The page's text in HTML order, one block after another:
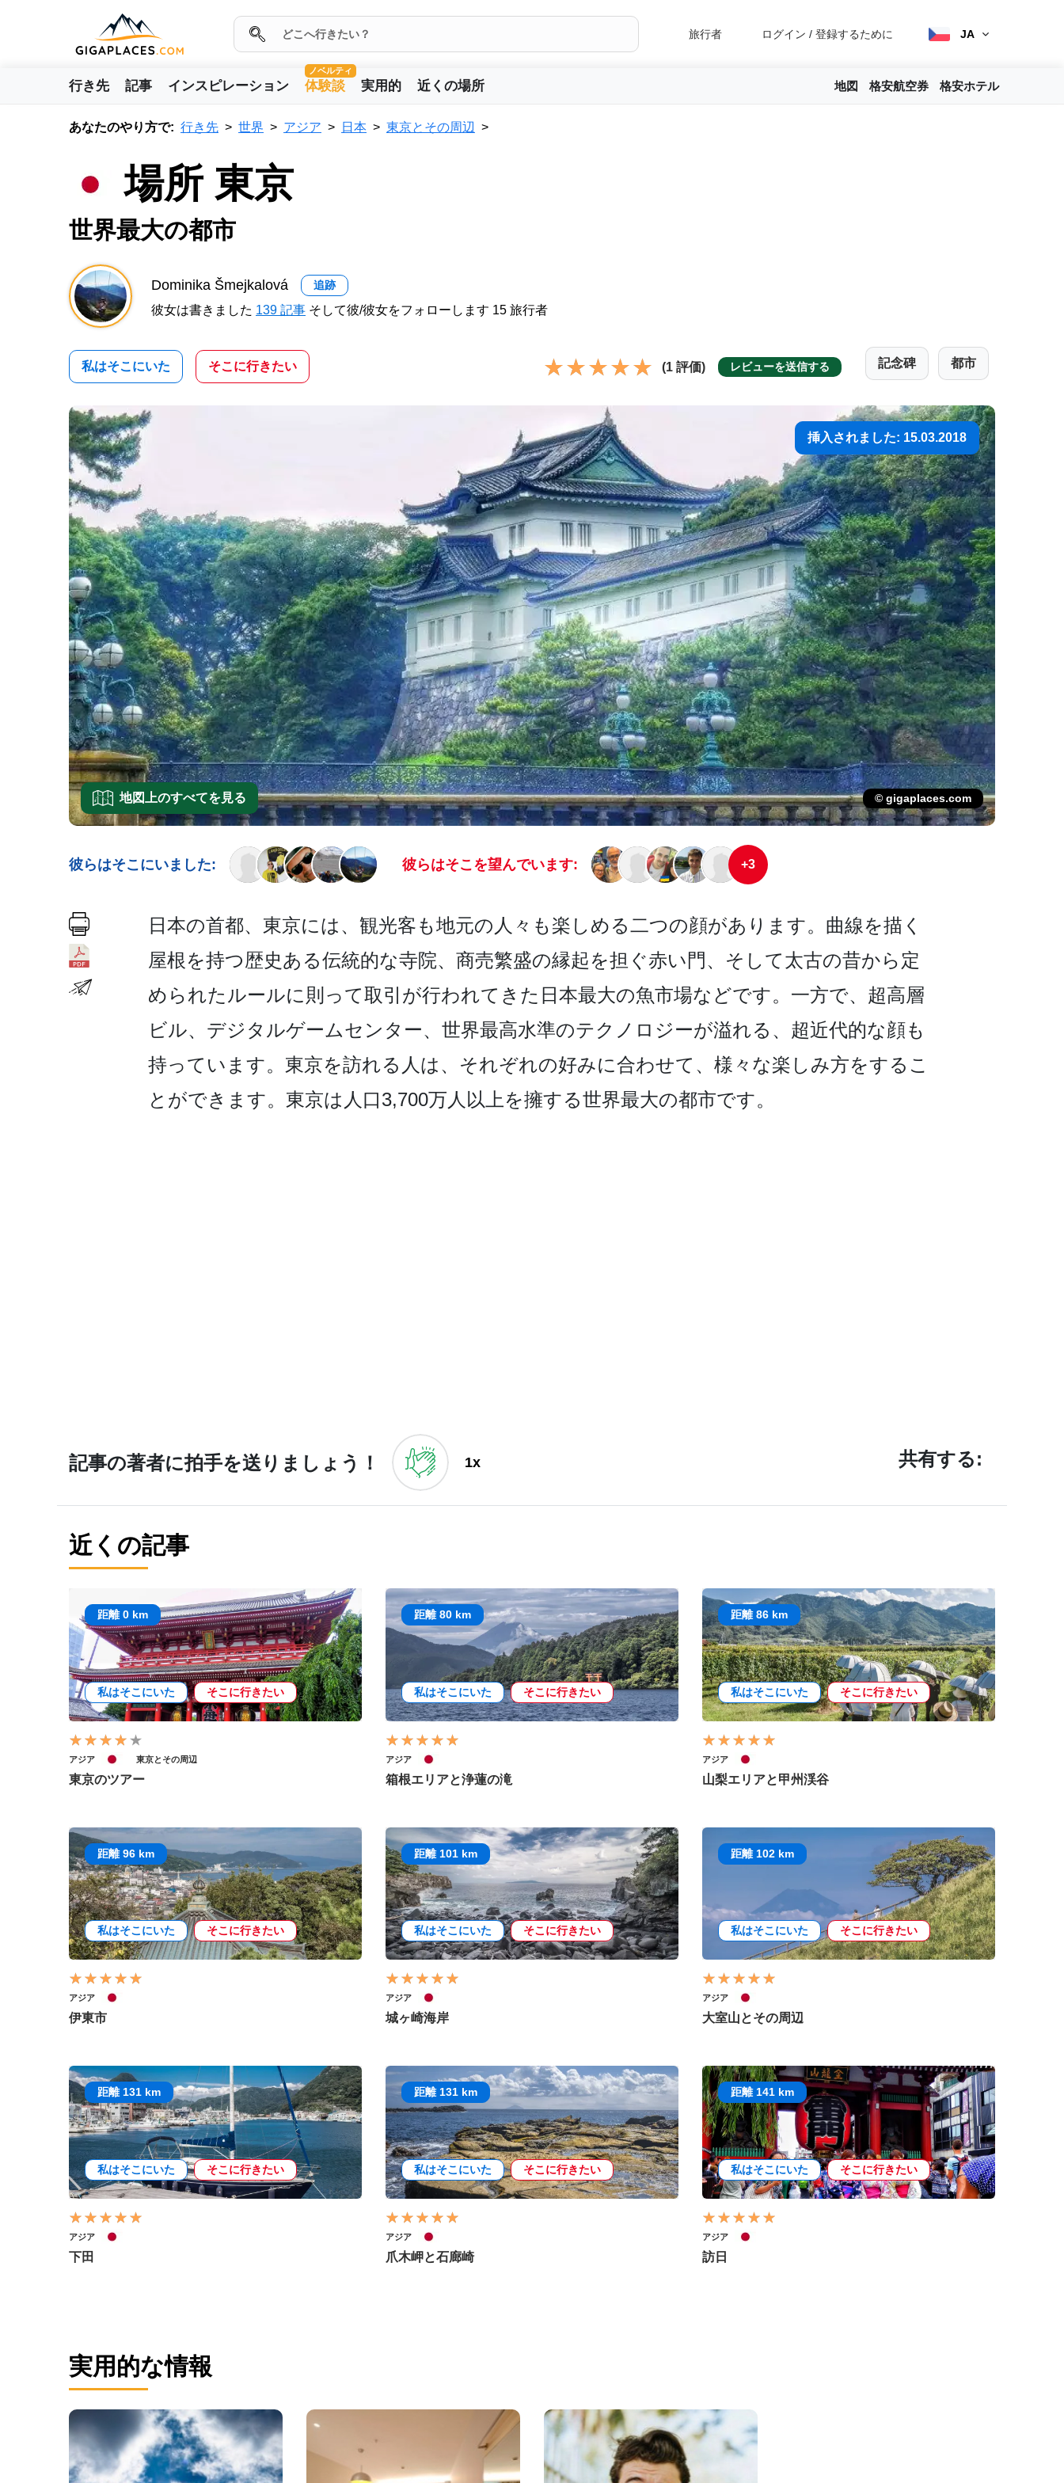
旅行者 ログイン / 登録するために JA
行き先 記事 インスピレーション
ノベルティ
体験談 実用的 近くの場所 地図 格安航空券 格安ホテル
あなたのやり方で: 行き先 世界 アジア 日本 東京とその周辺
場所 東京
世界最大の都市
Dominika Šmejkalová 追跡
彼女は書きました 139 記事 そして彼/彼女をフォローします 15 旅行者
私はそこにいた そこに行きたい (1 評価) レビューを送信する 記念碑 都市
挿入されました: 15.03.2018
地図上のすべてを見る © gigaplaces.com
彼らはそこにいました: 彼らはそこを望んでいます: +3
日本の首都、東京には、観光­客も地元の人々も楽しめる二つの顔があります。曲線­を描く
屋根を持つ歴史ある伝統的な寺院、商売繁盛の­縁起を担ぐ赤い門、そして太古の昔から定
められたル­ールに則って取引が行われてきた日本最大の魚市場な­どです。一方で、超高層
ビル、デジタルゲームセンタ­ー、世界最高水準のテクノロジーが溢れる、超近代的­な顔も
持っています。東京を訪れる人は、それぞれの­好みに合わせて、様々な楽しみ方をするこ
とができま­す。東京は人口3,700万人以上を擁する世界最大­の都市です。
記事の著者に拍手を送りましょう！ 1x 共有する:
近くの記事
距離 0 km
私はそこにいた そこに行きたい
アジア 東京とその周辺
東京のツアー
距離 80 km
私はそこにいた そこに行きたい
アジア
箱根エリアと浄蓮の滝
距離 86 km
私はそこにいた そこに行きたい
アジア
山梨エリアと甲州渓谷
距離 96 km
私はそこにいた そこに行きたい
アジア
伊東市
距離 101 km
私はそこにいた そこに行きたい
アジア
城ヶ崎海岸
距離 102 km
私はそこにいた そこに行きたい
アジア
大室山とその周辺
距離 131 km
私はそこにいた そこに行きたい
アジア
下田
距離 131 km
私はそこにいた そこに行きたい
アジア
爪木岬と石廊崎
距離 141 km
私はそこにいた そこに行きたい
アジア
訪日
実用的な情報